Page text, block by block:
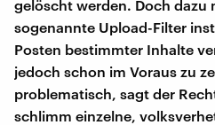
gelöscht werden. Doch dazu
sogenannte Upload-Filter
Posten bestimmter Inhalte
jedoch schon im Voraus zu
problematisch, sagt der
schlimm einzelne,